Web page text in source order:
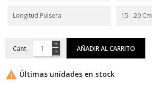
Longitud Pulsera 15 - 20 Cm
Cant AÑADIR AL CARRITO
 Últimas unidades en stock